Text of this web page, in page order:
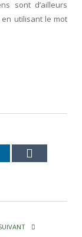
sont d’ailleurs
utilisant le mot
LinkedIn